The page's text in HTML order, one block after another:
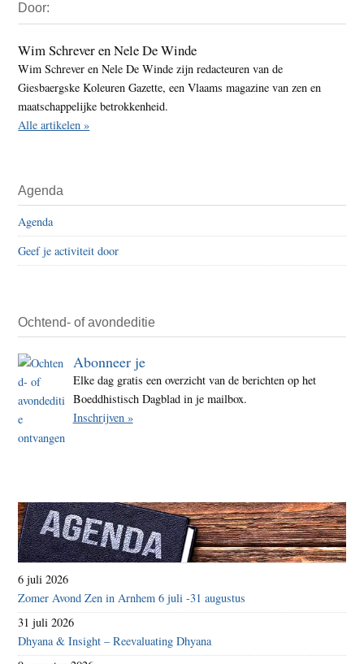
Sidebar
Door:
Wim Schrever en Nele De Winde
Wim Schrever en Nele De Winde zijn redacteuren van de
Giesbaergske Koleuren Gazette, een Vlaams magazine van zen en
maatschappelijke betrokkenheid.
Alle artikelen »
Agenda
Agenda
Geef je activiteit door
Ochtend- of avondeditie
Abonneer je
Elke dag gratis een overzicht van de berichten op het
Boeddhistisch Dagblad in je mailbox.
Inschrijven »
6 juli 2026
Zomer Avond Zen in Arnhem 6 juli -31 augustus
31 juli 2026
Dhyana & Insight – Reevaluating Dhyana